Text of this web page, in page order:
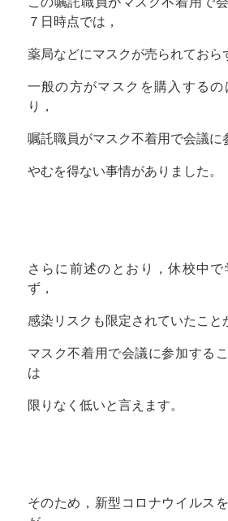
７日時点では，
薬局などにマスクが売られておら
一般の方がマスクを購入する
り，
嘱託職員がマスク不着用で会議に
やむを得ない事情がありました。
さらに前述のとおり，休校中
ず，
感染リスクも限定されていたこと
マスク不着用で会議に参加する
は
限りなく低いと言えます。
そのため，新型コロナウイルス